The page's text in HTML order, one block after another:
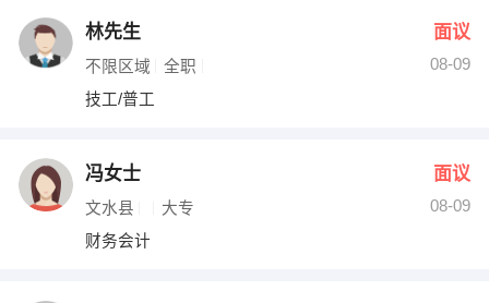
收银员
水电/机修
编辑
林先生 面议
不限区域 全职
08-09
技工/普工
冯女士 面议
文水县 大专
08-09
财务会计